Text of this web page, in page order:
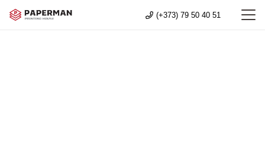
(+373) 79 50 40 51